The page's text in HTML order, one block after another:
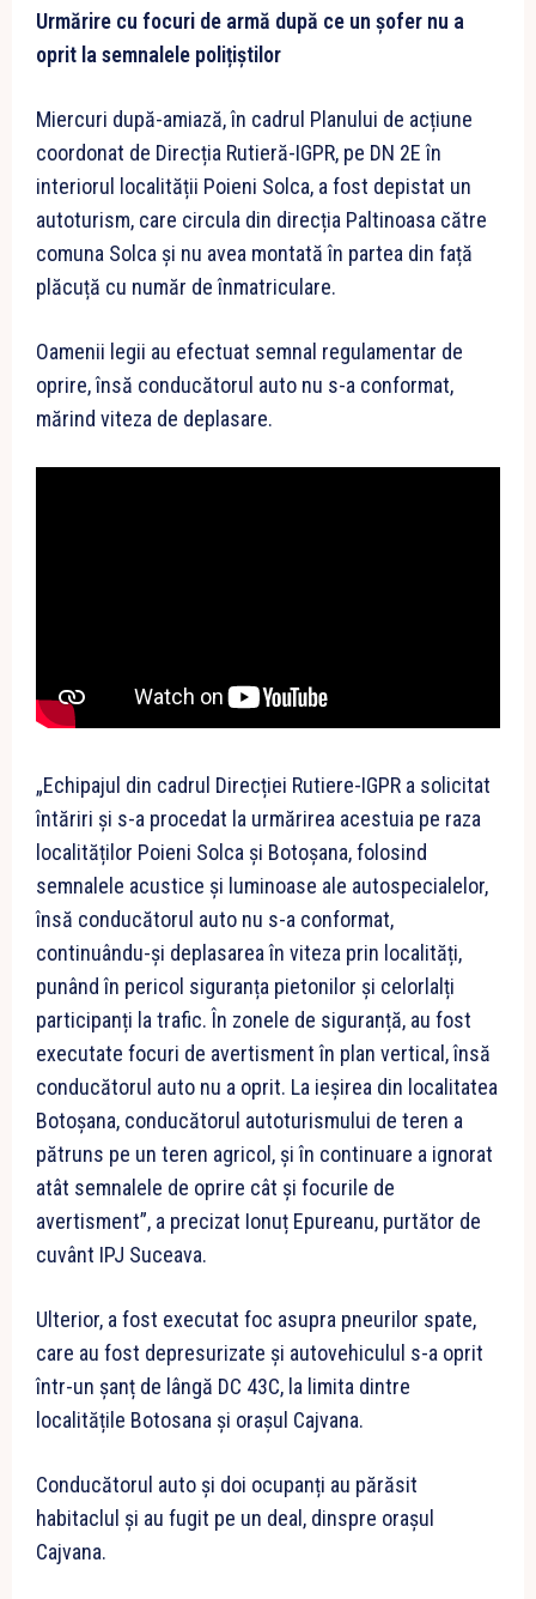
Urmărire cu focuri de armă după ce un șofer nu a
oprit la semnalele polițiștilor
Miercuri după-amiază, în cadrul Planului de acțiune
coordonat de Direcția Rutieră-IGPR, pe DN 2E în
interiorul localității Poieni Solca, a fost depistat un
autoturism, care circula din direcția Paltinoasa către
comuna Solca și nu avea montată în partea din față
plăcuță cu număr de înmatriculare.
Oamenii legii au efectuat semnal regulamentar de
oprire, însă conducătorul auto nu s-a conformat,
mărind viteza de deplasare.
„Echipajul din cadrul Direcției Rutiere-IGPR a solicitat
întăriri și s-a procedat la urmărirea acestuia pe raza
localităților Poieni Solca și Botoșana, folosind
semnalele acustice și luminoase ale autospecialelor,
însă conducătorul auto nu s-a conformat,
continuându-și deplasarea în viteza prin localități,
punând în pericol siguranța pietonilor și celorlalți
participanți la trafic. În zonele de siguranță, au fost
executate focuri de avertisment în plan vertical, însă
conducătorul auto nu a oprit. La ieșirea din localitatea
Botoșana, conducătorul autoturismului de teren a
pătruns pe un teren agricol, și în continuare a ignorat
atât semnalele de oprire cât și focurile de
avertisment”, a precizat Ionuț Epureanu, purtător de
cuvânt IPJ Suceava.
Ulterior, a fost executat foc asupra pneurilor spate,
care au fost depresurizate și autovehiculul s-a oprit
într-un șanț de lângă DC 43C, la limita dintre
localitățile Botosana și orașul Cajvana.
Conducătorul auto și doi ocupanți au părăsit
habitaclul și au fugit pe un deal, dinspre orașul
Cajvana.